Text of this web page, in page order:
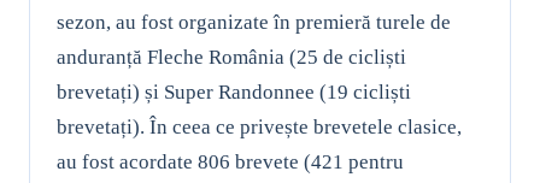
sezon, au fost organizate în premieră turele de
anduranță Fleche România (25 de cicliști
brevetați) și Super Randonnee (19 cicliști
brevetați). În ceea ce privește brevetele clasice,
au fost acordate 806 brevete (421 pentru